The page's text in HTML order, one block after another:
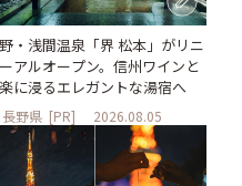
・浅間温泉「界 松本」がリニ
アルオープン。信州ワインと
に浸るエレガントな湯宿へ
長野県 [PR] 2026.08.05